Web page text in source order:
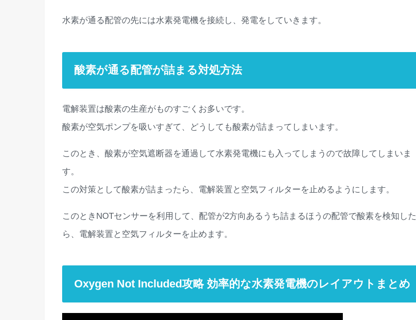
水素が通る配管の先には水素発電機を接続し、発電をしていきます。
酸素が通る配管が詰まる対処方法
電解装置は酸素の生産がものすごくお多いです。
酸素が空気ポンプを吸いすぎて、どうしても酸素が詰まってしまいます。
このとき、酸素が空気遮断器を通過して水素発電機にも入ってしまうので故障してしまいま
す。
この対策として酸素が詰まったら、電解装置と空気フィルターを止めるようにします。
このときNOTセンサーを利用して、配管が2方向あるうち詰まるほうの配管で酸素を検知した
ら、電解装置と空気フィルターを止めます。
Oxygen Not Included攻略 効率的な水素発電機のレイアウトまとめ